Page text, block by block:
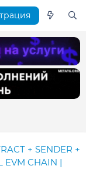
+ SENDER +
EVM CHAIN |